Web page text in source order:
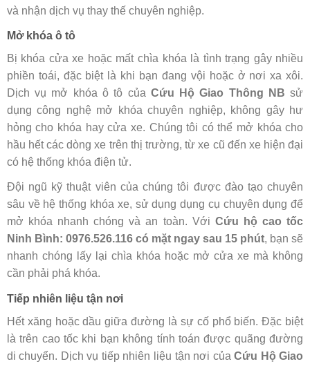
và nhận dịch vụ thay thế chuyên nghiệp.
Mở khóa ô tô
Bị khóa cửa xe hoặc mất chìa khóa là tình trạng gây nhiều
phiền toái, đặc biệt là khi bạn đang vội hoặc ở nơi xa xôi.
Dịch vụ mở khóa ô tô của Cứu Hộ Giao Thông NB sử
dụng công nghệ mở khóa chuyên nghiệp, không gây hư
hỏng cho khóa hay cửa xe. Chúng tôi có thể mở khóa cho
hầu hết các dòng xe trên thị trường, từ xe cũ đến xe hiện đại
có hệ thống khóa điện tử.
Đội ngũ kỹ thuật viên của chúng tôi được đào tạo chuyên
sâu về hệ thống khóa xe, sử dụng dụng cụ chuyên dụng để
mở khóa nhanh chóng và an toàn. Với Cứu hộ cao tốc
Ninh Bình: 0976.526.116 có mặt ngay sau 15 phút, bạn sẽ
nhanh chóng lấy lại chìa khóa hoặc mở cửa xe mà không
cần phải phá khóa.
Tiếp nhiên liệu tận nơi
Hết xăng hoặc dầu giữa đường là sự cố phổ biến. Đặc biệt
là trên cao tốc khi bạn không tính toán được quãng đường
di chuyển. Dịch vụ tiếp nhiên liệu tận nơi củaCứu Hộ Giao